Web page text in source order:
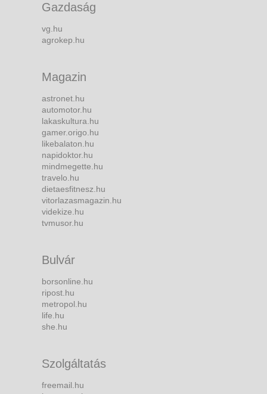
Gazdaság
vg.hu
agrokep.hu
Magazin
astronet.hu
automotor.hu
lakaskultura.hu
gamer.origo.hu
likebalaton.hu
napidoktor.hu
mindmegette.hu
travelo.hu
dietaesfitnesz.hu
vitorlazasmagazin.hu
videkize.hu
tvmusor.hu
Bulvár
borsonline.hu
ripost.hu
metropol.hu
life.hu
she.hu
Szolgáltatás
freemail.hu